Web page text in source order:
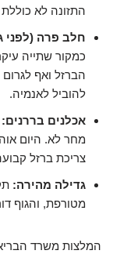
התזונה לא
חלב פרה (לפני
כמקור שתייה
הברזל ואף
להוביל לאנמיה.
אכלנים בררנים:
מחר לא. היום
צריכת ברזל
גדילה מהירה:
מטורפת, והגוף
המלצות משרד